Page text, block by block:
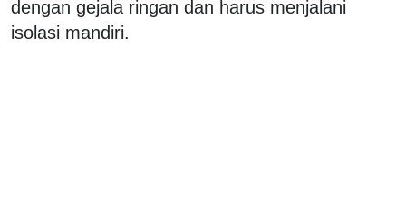
dengan gejala ringan dan harus menjalani
isolasi mandiri.